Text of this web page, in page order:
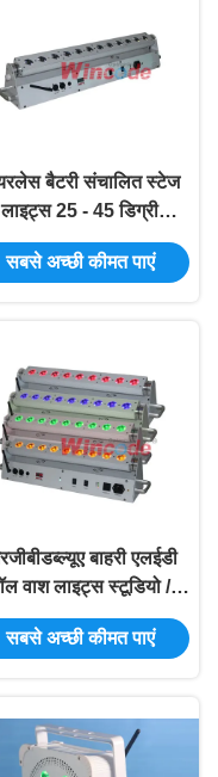
बैटरी संचालित स्टेज
लाइट्स 25 - 45 डिग्री
के साथ RGBWA
पांच में एक
सबसे अच्छी कीमत पाएं
बाहरी एलईडी
वाश लाइट्स स्टूडियो /
के लिए वाईफ्री मैजिक
बार एफ 9
सबसे अच्छी कीमत पाएं